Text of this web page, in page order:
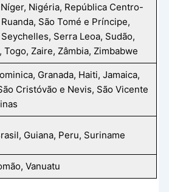
Nigéria, República Centro-
São Tomé e Príncipe,
Serra Leoa, Sudão,
Togo, Zaire, Zâmbia, Zimbabwe
Granada, Haiti, Jamaica,
Cristóvão e Nevis, São Vicente
Guiana, Peru, Suriname
Vanuatu